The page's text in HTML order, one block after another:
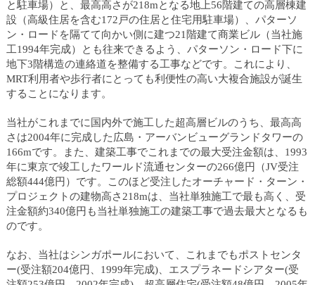
テ
ゴ
リ
共
通
メ
ュ
ー
へ
移
動
し
ま
す
文
へ
移
と駐車場）と、最高高さが218mとなる地上56階建ての高層棟建
設（高級住居を含む172戸の住居と住宅用駐車場）、パターソ
ン・ロードを隔てて向かい側に建つ21階建て商業ビル（当社施
工1994年完成）とも往来できるよう、パターソン・ロード下に
地下3階構造の連絡道を整備する工事などです。これにより、
MRT利用者や歩行者にとっても利便性の高い大複合施設が誕生
することになります。
当社がこれまでに国内外で施工した超高層ビルのうち、最高高
さは2004年に完成した広島・アーバンビューグランドタワーの
166mです。また、建築工事でこれまでの最大受注金額は、1993
年に東京で竣工したワールド流通センターの266億円（JV受注
総額444億円）です。このほど受注したオーチャード・ターン・
プロジェクトの建物高さ218mは、当社単独施工で最も高く、受
注金額約340億円も当社単独施工の建築工事で過去最大となるも
のです。
なお、当社はシンガポールにおいて、これまでもポストセンタ
ー(受注額204億円、1999年完成)、エスプラネードシアター(受